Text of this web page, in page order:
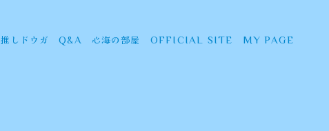
推しドウガ Q&A 心海の部屋 OFFICIAL SITE MY PAGE